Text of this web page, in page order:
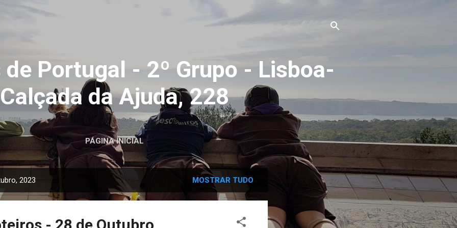
Portugal - 2º Grupo - Lisboa-
Calçada da Ajuda, 228
PÁGINA INICIAL
2023 MOSTRAR TUDO